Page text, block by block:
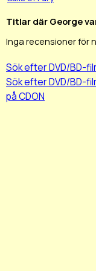
Titlar där George
Inga recensioner för
Sök efter DVD/BD-
Sök efter DVD/BD-
på CDON